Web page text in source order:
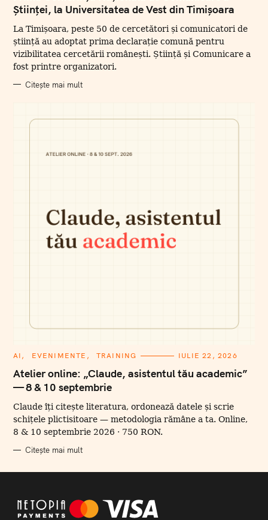
G
O
R
I
I
Științei, la Universitatea de Vest din Timișoara
La Timișoara, peste 50 de cercetători și comunicatori de
știință au adoptat prima declarație comună pentru
vizibilitatea cercetării românești. Știință și Comunicare a
fost printre organizatori.
Citește mai mult
C
T
E
G
R
I
I
AI EVENIMENTE TRAINING IULIE 22, 2026
Atelier online: „Claude, asistentul tău academic”
— 8 & 10 septembrie
Claude îți citește literatura, ordonează datele și scrie
schițele plictisitoare — metodologia rămâne a ta. Online,
8 & 10 septembrie 2026 · 750 RON.
Citește mai mult